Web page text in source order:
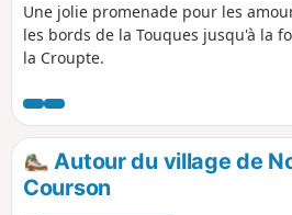
Une jolie promenade pour les
les bords de la Touques jusqu'à la
la Croupte.
Autour du village de
Courson